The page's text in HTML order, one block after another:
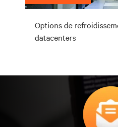
Options de
datacenters